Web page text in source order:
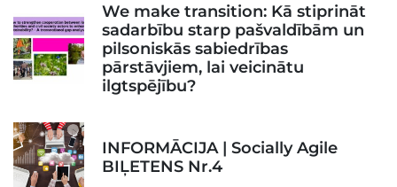
We make transition: Kā stiprināt
sadarbību starp pašvaldībām un
pilsoniskās sabiedrības
pārstāvjiem, lai veicinātu
ilgtspējību?
INFORMĀCIJA | Socially Agile
BIĻETENS Nr.4